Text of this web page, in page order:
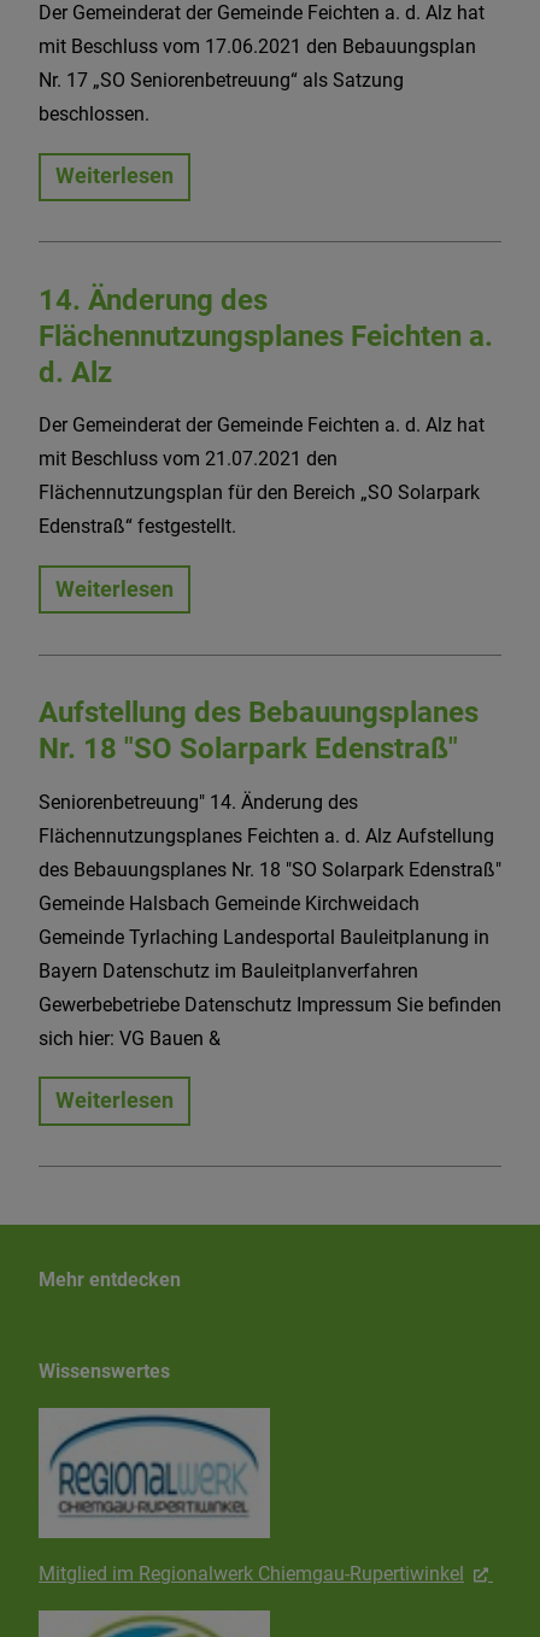
Der Gemeinderat der Gemeinde Feichten a. d. Alz hat
mit Beschluss vom 17.06.2021 den Bebauungsplan
Nr. 17 „SO Seniorenbetreuung“ als Satzung
beschlossen.
Weiterlesen
14. Änderung des
Flächennutzungsplanes Feichten a.
d. Alz
Der Gemeinderat der Gemeinde Feichten a. d. Alz hat
mit Beschluss vom 21.07.2021 den
Flächennutzungsplan für den Bereich „SO Solarpark
Edenstraß“ festgestellt.
Weiterlesen
Aufstellung des Bebauungsplanes
Nr. 18 "SO Solarpark Edenstraß"
Seniorenbetreuung" 14. Änderung des
Flächennutzungsplanes Feichten a. d. Alz Aufstellung
des Bebauungsplanes Nr. 18 "SO Solarpark Edenstraß"
Gemeinde Halsbach Gemeinde Kirchweidach
Gemeinde Tyrlaching Landesportal Bauleitplanung in
Bayern Datenschutz im Bauleitplanverfahren
Gewerbebetriebe Datenschutz Impressum Sie befinden
sich hier: VG Bauen &
Weiterlesen
Mehr entdecken
Wissenswertes
Mitglied im Regionalwerk Chiemgau-Rupertiwinkel